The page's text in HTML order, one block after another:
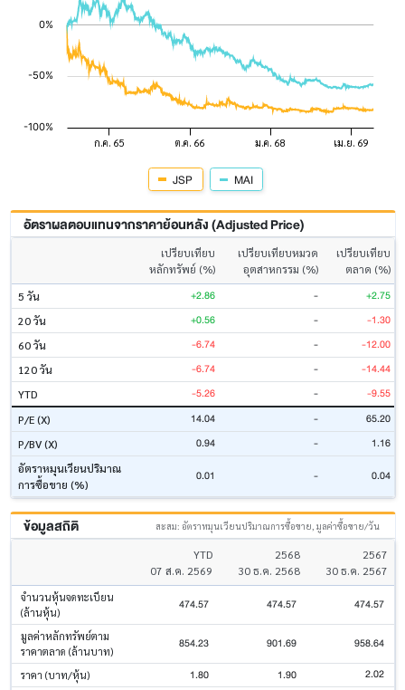
JSP MAI
อัตราผลตอบแทนจากราคาย้อนหลัง (Adjusted Price)
เปรียบเทียบ
หลักทรัพย์ (%)
เปรียบเทียบหมวด
อุตสาหกรรม (%)
เปรียบเทียบ
ตลาด (%)
5 วัน
+2.86 - +2.75
20 วัน +0.56 - -1.30
60 วัน -6.74 - -12.00
120 วัน -6.74 - -14.44
YTD -5.26 - -9.55
P/E (X) 14.04 - 65.20
P/BV (X) 0.94 - 1.16
อัตราหมุนเวียนปริมาณ
การซื้อขาย (%)
0.01 - 0.04
ข้อมูลสถิติ สะสม: อัตราหมุนเวียนปริมาณการซื้อขาย, มูลค่าซื้อขาย/วัน
YTD
07 ส.ค. 2569
2568
30 ธ.ค. 2568
2567
30 ธ.ค. 2567
จำนวนหุ้นจดทะเบียน
(ล้านหุ้น)
474.57 474.57 474.57
มูลค่าหลักทรัพย์ตาม
ราคาตลาด (ล้านบาท)
854.23 901.69 958.64
ราคา (บาท/หุ้น) 1.80 1.90 2.02